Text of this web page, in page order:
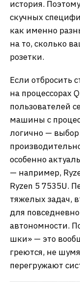
история.
скучных
как именно
на то, сколько
розетки.
Если отбросить
на процессорах
пользователей
машины с
логично —
особенно
— например,
Ryzen 5 7535U.
тяжелых задач,
для
автономности.
шки» — это
греются, не
перегружают